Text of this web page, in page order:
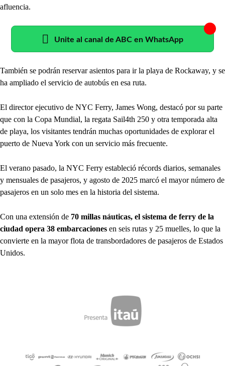
afluencia.
Unite al canal de ABC en WhatsApp
También se podrán reservar asientos para ir la playa de Rockaway, y se
ha ampliado el servicio de autobús en esa ruta.
El director ejecutivo de NYC Ferry, James Wong, destacó por su parte
que con la Copa Mundial, la regata Sail4th 250 y otra temporada alta
de playa, los visitantes tendrán muchas oportunidades de explorar el
puerto de Nueva York con un servicio más frecuente.
El verano pasado, la NYC Ferry estableció récords diarios, semanales
y mensuales de pasajeros, y agosto de 2025 marcó el mayor número de
pasajeros en un solo mes en la historia del sistema.
Con una extensión de 70 millas náuticas, el sistema de ferry de la
ciudad opera 38 embarcaciones en seis rutas y 25 muelles, lo que la
convierte en la mayor flota de transbordadores de pasajeros de Estados
Unidos.